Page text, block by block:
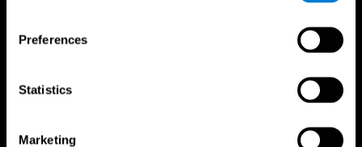
Preferences
Statistics
Marketing